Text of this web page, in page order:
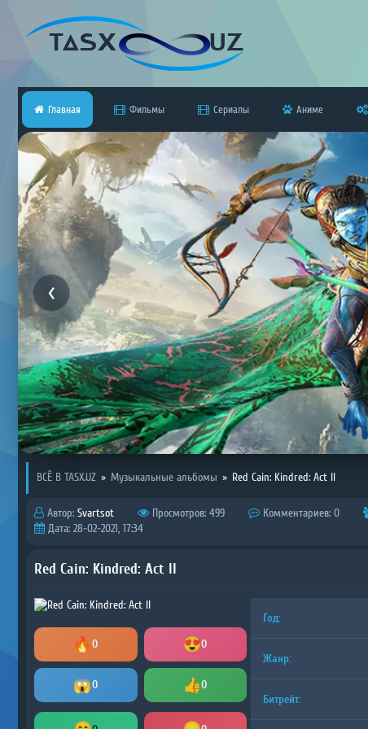
Главная Фильмы Сериалы Аниме
ВСЁ В TASX.UZ » Музыкальные альбомы » Red Cain: Kindred: Act II
Автор: Svartsot Просмотров: 499 Комментариев: 0
Дата: 28-02-2021, 17:34
Red Cain: Kindred: Act II
0 0
0 0
Год:
Жанр:
Битрейт: